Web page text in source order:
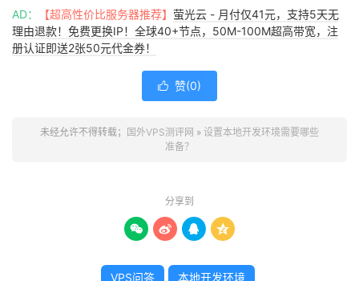
AD： 【超高性价比服务器推荐】 萤光云 - 月付仅41元，支持5天无
理由退款！免费更换IP！全球40+节点，50M-100M超高带宽，注
册认证即送2张50元代金券！
 赞(0)
未经允许不得转载； 国外VPS测评网 » 设置本地开发环境需要哪些
准备？
分享到
   
VPS问答 本地开发环境